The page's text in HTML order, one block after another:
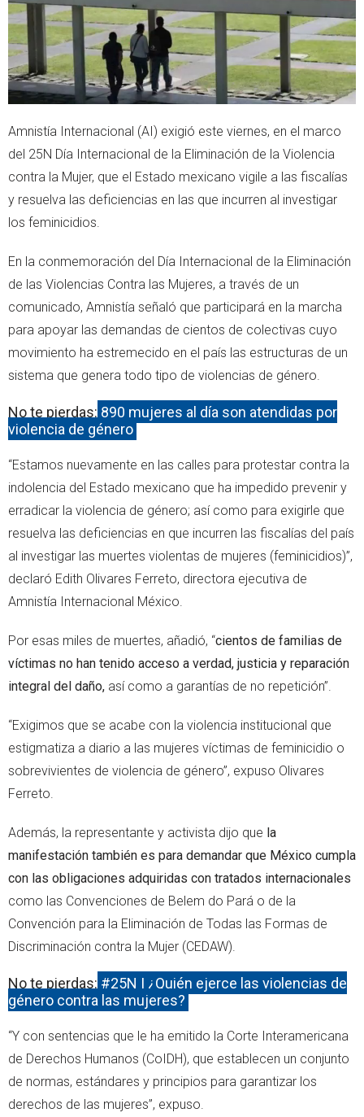
Amnistía Internacional (AI) exigió este viernes, en el marco
del 25N Día Internacional de la Eliminación de la Violencia
contra la Mujer, que el Estado mexicano vigile a las fiscalías
y resuelva las deficiencias en las que incurren al investigar
los feminicidios.
En la conmemoración del Día Internacional de la Eliminación
de las Violencias Contra las Mujeres, a través de un
comunicado, Amnistía señaló que participará en la marcha
para apoyar las demandas de cientos de colectivas cuyo
movimiento ha estremecido en el país las estructuras de un
sistema que genera todo tipo de violencias de género.
No te pierdas: 890 mujeres al día son atendidas por
violencia de género
“Estamos nuevamente en las calles para protestar contra la
indolencia del Estado mexicano que ha impedido prevenir y
erradicar la violencia de género; así como para exigirle que
resuelva las deficiencias en que incurren las fiscalías del país
al investigar las muertes violentas de mujeres (feminicidios)”,
declaró Edith Olivares Ferreto, directora ejecutiva de
Amnistía Internacional México.
Por esas miles de muertes, añadió, “cientos de familias de
víctimas no han tenido acceso a verdad, justicia y reparación
integral del daño, así como a garantías de no repetición”.
“Exigimos que se acabe con la violencia institucional que
estigmatiza a diario a las mujeres víctimas de feminicidio o
sobrevivientes de violencia de género”, expuso Olivares
Ferreto.
Además, la representante y activista dijo que la
manifestación también es para demandar que México cumpla
con las obligaciones adquiridas con tratados internacionales
como las Convenciones de Belem do Pará o de la
Convención para la Eliminación de Todas las Formas de
Discriminación contra la Mujer (CEDAW).
No te pierdas: #25N | ¿Quién ejerce las violencias de
género contra las mujeres?
“Y con sentencias que le ha emitido la Corte Interamericana
de Derechos Humanos (CoIDH), que establecen un conjunto
de normas, estándares y principios para garantizar los
derechos de las mujeres”, expuso.